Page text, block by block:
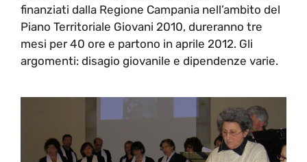
finanziati dalla Regione Campania nell’ambito del
Piano Territoriale Giovani 2010, dureranno tre
mesi per 40 ore e partono in aprile 2012. Gli
argomenti: disagio giovanile e dipendenze varie.